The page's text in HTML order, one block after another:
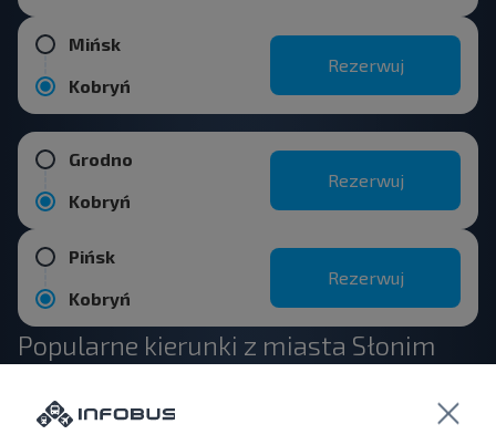
Mińsk
Kobryń
Rezerwuj
Grodno
Kobryń
Rezerwuj
Pińsk
Kobryń
Rezerwuj
Popularne kierunki z miasta Słonim
Słonim